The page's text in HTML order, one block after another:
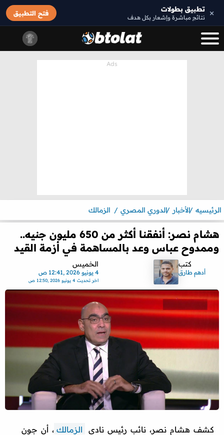
× تطبيق بطولات
نتائج مباشرة وإشعار بكل هدف
فتح التطبيق
الرئيسيه الأخبار الدوري المصري الزمالك
هشام نصر: أنفقنا أكثر من 650 مليون جنيه..
وممدوح عباس وعد بالمساهمة في أزمة القيد
كتب
أدهم طارق
الخميس
4 يونيو 2026 ,12:41 ص
اخر تحديث4 يونيو 2026 ,12:50 ص
كشف هشام نصر، نائب رئيس نادي الزمالك ، أن جون